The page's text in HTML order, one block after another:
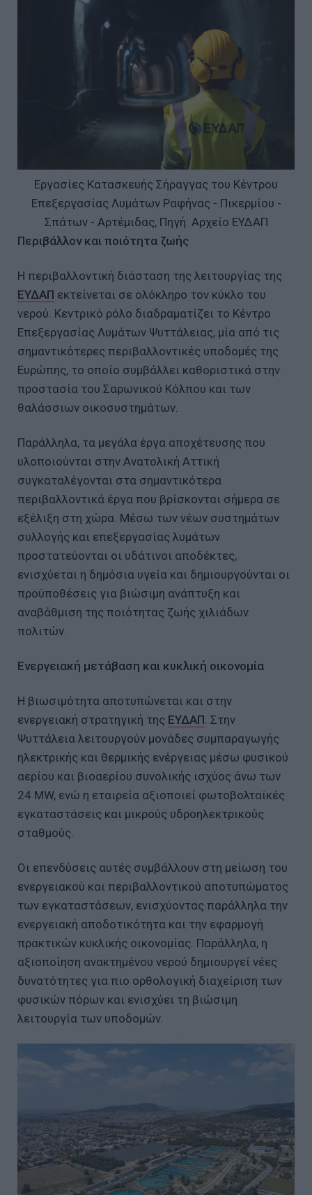
Εργασίες Κατασκευής Σήραγγας του Κέντρου
Επεξεργασίας Λυμάτων Ραφήνας - Πικερμίου -
Σπάτων - Αρτέμιδας, Πηγή: Αρχείο ΕΥΔΑΠ
Περιβάλλον και ποιότητα ζωής
Η περιβαλλοντική διάσταση της λειτουργίας της
ΕΥΔΑΠ εκτείνεται σε ολόκληρο τον κύκλο του
νερού. Κεντρικό ρόλο διαδραματίζει το Κέντρο
Επεξεργασίας Λυμάτων Ψυττάλειας, μία από τις
σημαντικότερες περιβαλλοντικές υποδομές της
Ευρώπης, το οποίο συμβάλλει καθοριστικά στην
προστασία του Σαρωνικού Κόλπου και των
θαλάσσιων οικοσυστημάτων.
Παράλληλα, τα μεγάλα έργα αποχέτευσης που
υλοποιούνται στην Ανατολική Αττική
συγκαταλέγονται στα σημαντικότερα
περιβαλλοντικά έργα που βρίσκονται σήμερα σε
εξέλιξη στη χώρα. Μέσω των νέων συστημάτων
συλλογής και επεξεργασίας λυμάτων
προστατεύονται οι υδάτινοι αποδέκτες,
ενισχύεται η δημόσια υγεία και δημιουργούνται οι
προϋποθέσεις για βιώσιμη ανάπτυξη και
αναβάθμιση της ποιότητας ζωής χιλιάδων
πολιτών.
Ενεργειακή μετάβαση και κυκλική οικονομία
Η βιωσιμότητα αποτυπώνεται και στην
ενεργειακή στρατηγική της ΕΥΔΑΠ . Στην
Ψυττάλεια λειτουργούν μονάδες συμπαραγωγής
ηλεκτρικής και θερμικής ενέργειας μέσω φυσικού
αερίου και βιοαερίου συνολικής ισχύος άνω των
24 MW, ενώ η εταιρεία αξιοποιεί φωτοβολταϊκές
εγκαταστάσεις και μικρούς υδροηλεκτρικούς
σταθμούς.
Οι επενδύσεις αυτές συμβάλλουν στη μείωση του
ενεργειακού και περιβαλλοντικού αποτυπώματος
των εγκαταστάσεων, ενισχύοντας παράλληλα την
ενεργειακή αποδοτικότητα και την εφαρμογή
πρακτικών κυκλικής οικονομίας. Παράλληλα, η
αξιοποίηση ανακτημένου νερού δημιουργεί νέες
δυνατότητες για πιο ορθολογική διαχείριση των
φυσικών πόρων και ενισχύει τη βιώσιμη
λειτουργία των υποδομών.